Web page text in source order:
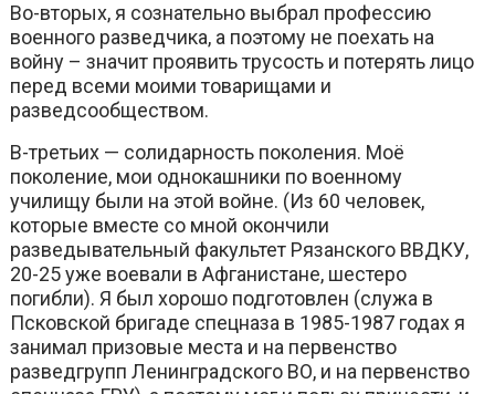
Во-вторых, я сознательно выбрал профессию
военного разведчика, а поэтому не поехать на
войну – значит проявить трусость и потерять лицо
перед всеми моими товарищами и
разведсообществом.
В-третьих — солидарность поколения. Моё
поколение, мои однокашники по военному
училищу были на этой войне. (Из 60 человек,
которые вместе со мной окончили
разведывательный факультет Рязанского ВВДКУ,
20-25 уже воевали в Афганистане, шестеро
погибли). Я был хорошо подготовлен (служа в
Псковской бригаде спецназа в 1985-1987 годах я
занимал призовые места и на первенство
разведгрупп Ленинградского ВО, и на первенство